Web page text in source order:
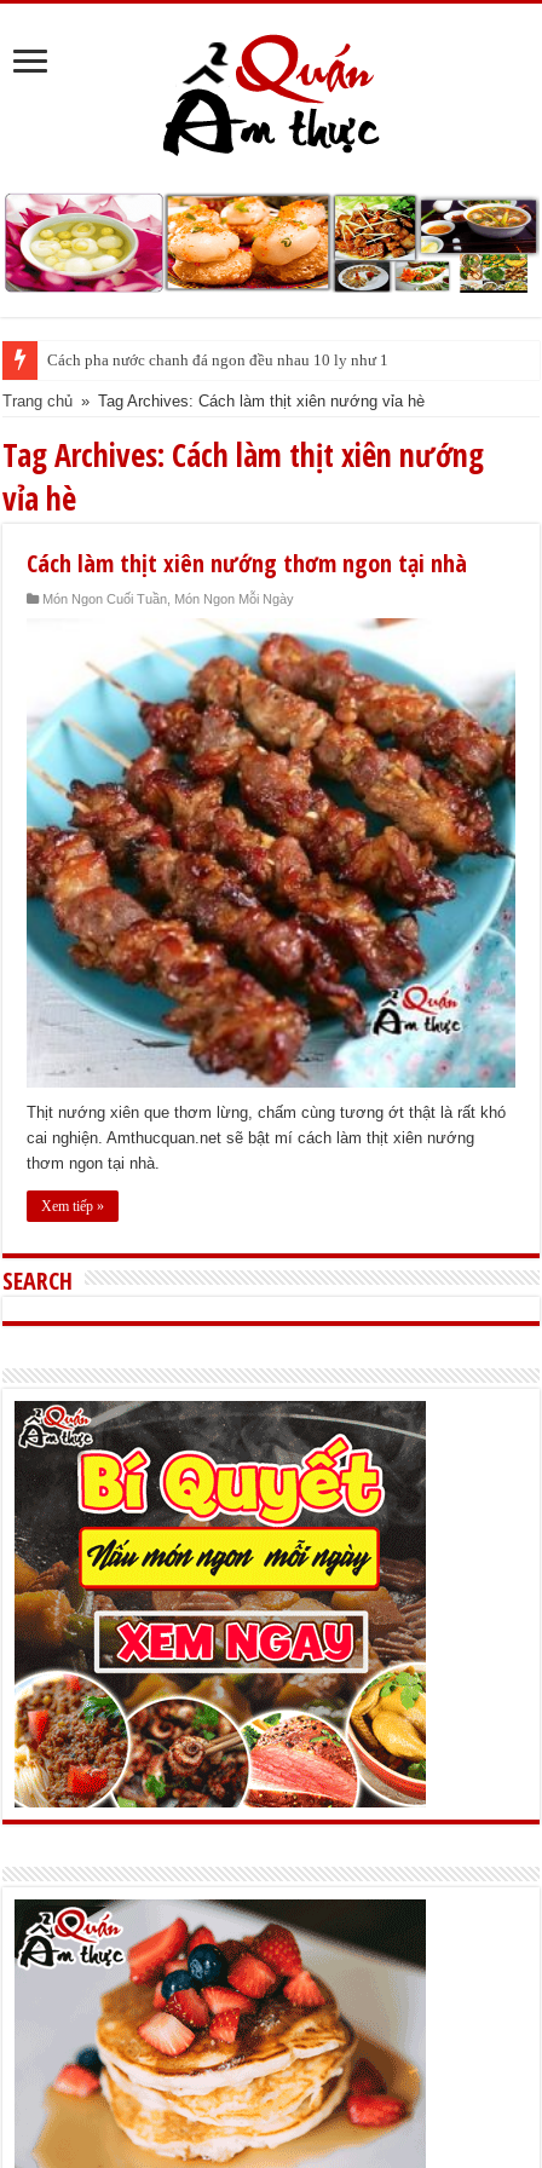
Cách pha nước chanh đá ngon đều nhau 10 ly như 1
Trang chủ » Tag Archives: Cách làm thịt xiên nướng vỉa hè
Tag Archives: Cách làm thịt xiên nướng
vỉa hè
Cách làm thịt xiên nướng thơm ngon tại nhà
Món Ngon Cuối Tuần Món Ngon Mỗi Ngày
Thịt nướng xiên que thơm lừng, chấm cùng tương ớt thật là rất khó
cai nghiện. Amthucquan.net sẽ bật mí cách làm thịt xiên nướng
thơm ngon tại nhà.
Xem tiếp »
SEARCH